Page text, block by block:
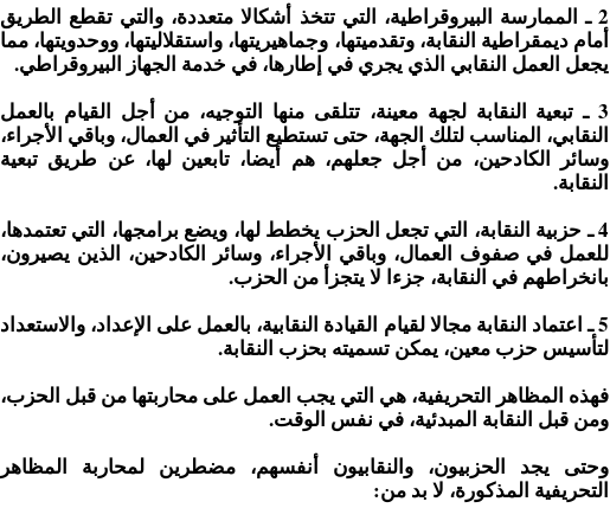
2 ـ الممارسة البيروقراطية، التي تتخذ أشكالا متعددة، والتي تقطع الطريق
أمام ديمقراطية النقابة، وتقدميتها، وجماهيريتها، واستقلاليتها، ووحدويتها، مما
يجعل العمل النقابي الذي يجري في إطارها، في خدمة الجهاز البيروقراطي.
3 ـ تبعية النقابة لجهة معينة، تتلقى منها التوجيه، من أجل القيام بالعمل
النقابي، المناسب لتلك الجهة، حتى تستطيع التأثير في العمال، وباقي الأجراء،
وسائر الكادحين، من أجل جعلهم، هم أيضا، تابعين لها، عن طريق تبعية
النقابة.
4 ـ حزبية النقابة، التي تجعل الحزب يخطط لها، ويضع برامجها، التي تعتمدها،
للعمل في صفوف العمال، وباقي الأجراء، وسائر الكادحين، الذين يصيرون،
بانخراطهم في النقابة، جزءا لا يتجزأ من الحزب.
5 ـ اعتماد النقابة مجالا لقيام القيادة النقابية، بالعمل على الإعداد، والاستعداد
لتأسيس حزب معين، يمكن تسميته بحزب النقابة.
فهذه المظاهر التحريفية، هي التي يجب العمل على محاربتها من قبل الحزب،
ومن قبل النقابة المبدئية، في نفس الوقت.
وحتى يجد الحزبيون، والنقابيون أنفسهم، مضطرين لمحاربة المظاهر
التحريفية المذكورة، لا بد من: